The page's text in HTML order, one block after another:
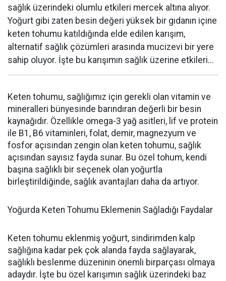
sağlık üzerindeki olumlu etkileri mercek altına alıyor.
Yoğurt gibi zaten besin değeri yüksek bir gıdanın içine
keten tohumu katıldığında elde edilen karışım,
alternatif sağlık çözümleri arasında mucizevi bir yere
sahip oluyor. İşte bu karışımın sağlık üzerine etkileri...
Keten tohumu, sağlığımız için gerekli olan vitamin ve
mineralleri bünyesinde barındıran değerli bir besin
kaynağıdır. Özellikle omega-3 yağ asitleri, lif ve protein
ile B1, B6 vitaminleri, folat, demir, magnezyum ve
fosfor açısından zengin olan keten tohumu, sağlık
açısından sayısız fayda sunar. Bu özel tohum, kendi
başına sağlıklı bir seçenek olan yoğurtla
birleştirildiğinde, sağlık avantajları daha da artıyor.
Yoğurda Keten Tohumu Eklemenin Sağladığı Faydalar
Keten tohumu eklenmiş yoğurt, sindirimden kalp
sağlığına kadar pek çok alanda fayda sağlayarak,
sağlıklı beslenme düzeninin önemli birparçası olmaya
adaydır. İşte bu özel karışımın sağlık üzerindeki baz